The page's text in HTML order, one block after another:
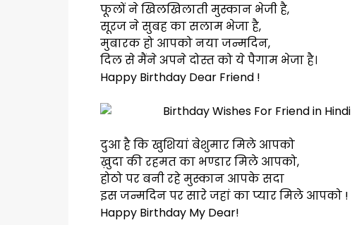
फूलों ने खिलखिलाती मुस्कान भेजी है,
सूरज ने सुबह का सलाम भेजा है,
मुबारक हो आपको नया जन्मदिन,
दिल से मैंने अपने दोस्त को ये पैगाम भेजा है।
Happy Birthday Dear Friend !
दुआ है कि खुशियां बेशुमार मिले आपको
ख़ुदा की रहमत का भण्डार मिले आपको,
होठो पर बनी रहे मुस्कान आपके सदा
इस जन्मदिन पर सारे जहां का प्यार मिले आपको !
Happy Birthday My Dear!